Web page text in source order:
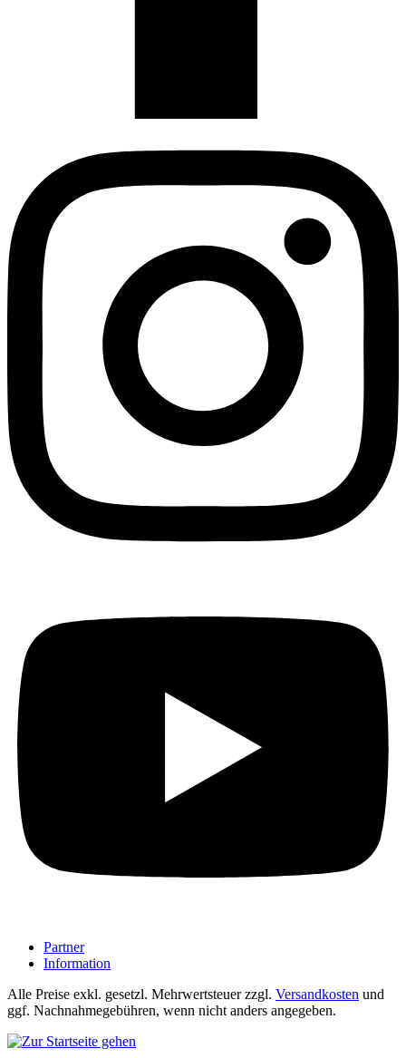
Partner
Information
Alle Preise exkl. gesetzl. Mehrwertsteuer zzgl. Versandkosten und
ggf. Nachnahmegebühren, wenn nicht anders angegeben.